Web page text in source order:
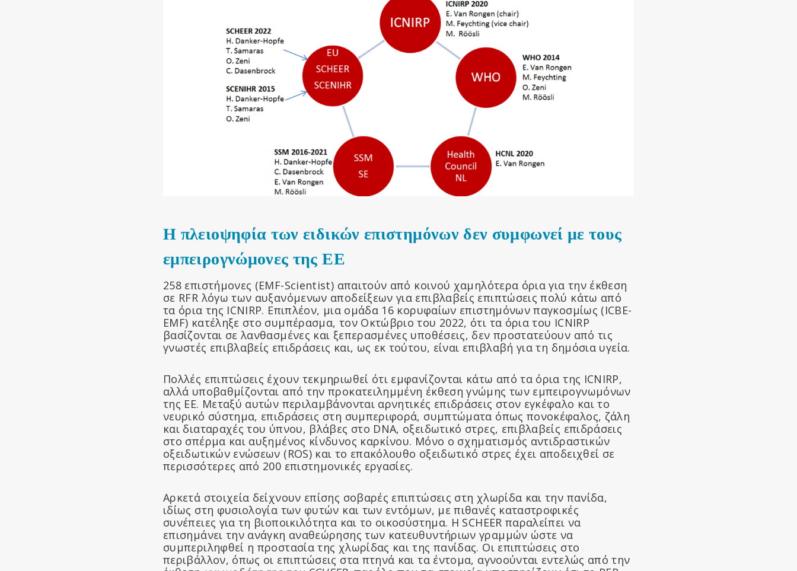
Η πλειοψηφία των ειδικών επιστημόνων δεν συμφωνεί με τους
εμπειρογνώμονες της ΕΕ
258 επιστήμονες (EMF-Scientist) απαιτούν από κοινού χαμηλότερα όρια για την έκθεση
σε RFR λόγω των αυξανόμενων αποδείξεων για επιβλαβείς επιπτώσεις πολύ κάτω από
τα όρια της ICNIRP. Επιπλέον, μια ομάδα 16 κορυφαίων επιστημόνων παγκοσμίως (ICBE-
EMF) κατέληξε στο συμπέρασμα, τον Οκτώβριο του 2022, ότι τα όρια του ICNIRP
βασίζονται σε λανθασμένες και ξεπερασμένες υποθέσεις, δεν προστατεύουν από τις
γνωστές επιβλαβείς επιδράσεις και, ως εκ τούτου, είναι επιβλαβή για τη δημόσια υγεία.
Πολλές επιπτώσεις έχουν τεκμηριωθεί ότι εμφανίζονται κάτω από τα όρια της ICNIRP,
αλλά υποβαθμίζονται από την προκατειλημμένη έκθεση γνώμης των εμπειρογνωμόνων
της ΕΕ. Μεταξύ αυτών περιλαμβάνονται αρνητικές επιδράσεις στον εγκέφαλο και το
νευρικό σύστημα, επιδράσεις στη συμπεριφορά, συμπτώματα όπως πονοκέφαλος, ζάλη
και διαταραχές του ύπνου, βλάβες στο DNA, οξειδωτικό στρες, επιβλαβείς επιδράσεις
στο σπέρμα και αυξημένος κίνδυνος καρκίνου. Μόνο ο σχηματισμός αντιδραστικών
οξειδωτικών ενώσεων (ROS) και το επακόλουθο οξειδωτικό στρες έχει αποδειχθεί σε
περισσότερες από 200 επιστημονικές εργασίες.
Αρκετά στοιχεία δείχνουν επίσης σοβαρές επιπτώσεις στη χλωρίδα και την πανίδα,
ιδίως στη φυσιολογία των φυτών και των εντόμων, με πιθανές καταστροφικές
συνέπειες για τη βιοποικιλότητα και το οικοσύστημα. Η SCHEER παραλείπει να
επισημάνει την ανάγκη αναθεώρησης των κατευθυντήριων γραμμών ώστε να
συμπεριληφθεί η προστασία της χλωρίδας και της πανίδας. Οι επιπτώσεις στο
περιβάλλον, όπως οι επιπτώσεις στα πτηνά και τα έντομα, αγνοούνται εντελώς από την